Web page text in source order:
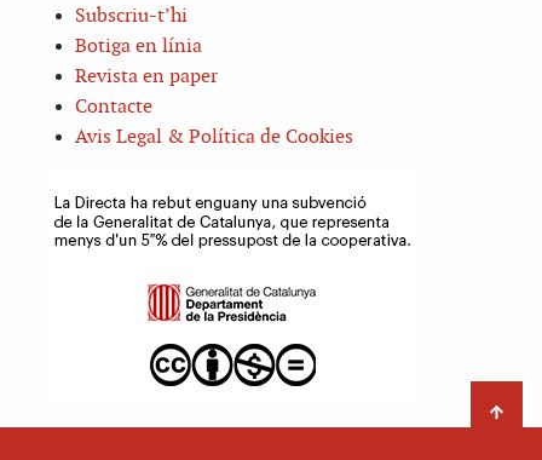
Subscriu-t’hi
Botiga en línia
Revista en paper
Contacte
Avis Legal & Política de Cookies